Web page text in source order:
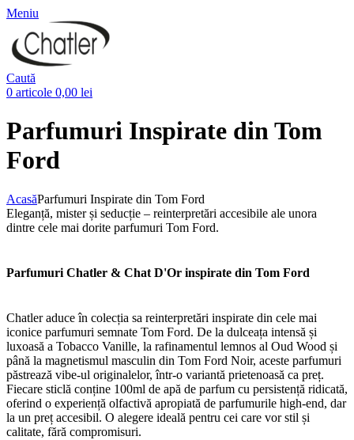
Meniu
Caută
0 articole 0,00 lei
Parfumuri Inspirate din Tom
Ford
AcasăParfumuri Inspirate din Tom Ford
Eleganță, mister și seducție – reinterpretări accesibile ale unora
dintre cele mai dorite parfumuri Tom Ford.
Parfumuri Chatler & Chat D'Or inspirate din Tom Ford
Chatler aduce în colecția sa reinterpretări inspirate din cele mai
iconice parfumuri semnate Tom Ford. De la dulceața intensă și
luxoasă a Tobacco Vanille, la rafinamentul lemnos al Oud Wood și
până la magnetismul masculin din Tom Ford Noir, aceste parfumuri
păstrează vibe-ul originalelor, într-o variantă prietenoasă ca preț.
Fiecare sticlă conține 100ml de apă de parfum cu persistență ridicată,
oferind o experiență olfactivă apropiată de parfumurile high-end, dar
la un preț accesibil. O alegere ideală pentru cei care vor stil și
calitate, fără compromisuri.